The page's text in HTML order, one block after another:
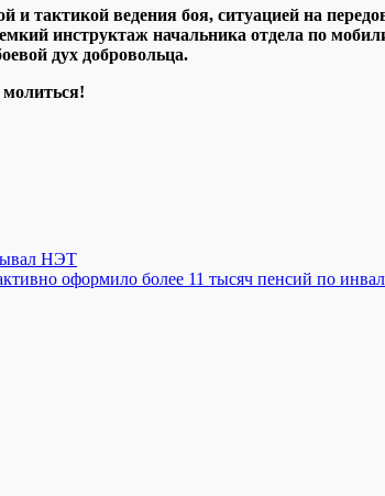
и тактикой ведения боя, ситуацией на
инструктаж начальника отдела по
дух добровольца.
молиться!
НЭТ
оформило более 11 тысяч пенсий по